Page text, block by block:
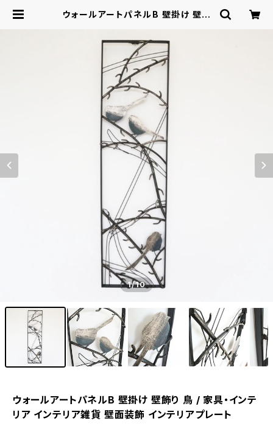
ウォールアートパネルB 壁掛け 壁飾
シナンテ！オンライン - 総合ショッピ
ングサイト -
1/10
ウォールアートパネルB 壁掛け 壁飾り 鳥 / 家具・インテ
リア インテリア雑貨 壁面装飾 インテリアプレート